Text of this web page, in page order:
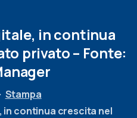
incontinua
privato – Fonte:
Stampa
in continua crescita nel